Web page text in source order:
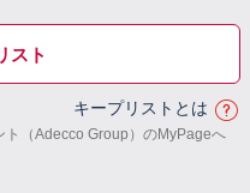
スト
キープリストとは
（Adecco Group）のMyPageへ